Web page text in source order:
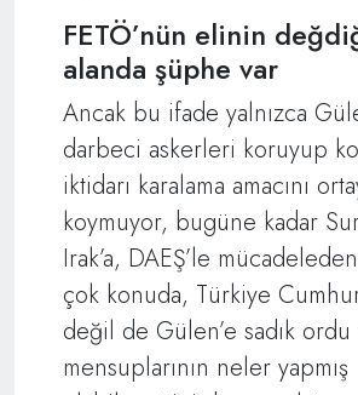
FETÖ’nün elinin
alanda şüphe var
Ancak bu ifade yalnızca
darbeci askerleri koruyup
iktidarı karalama amacını
koymuyor, bugüne kadar
Irak’a, DAEŞ’le
çok konuda, Türkiye
değil de Gülen’e sadık
mensuplarının neler yapmış